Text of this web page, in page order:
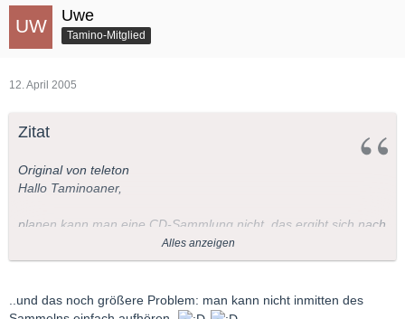
Uwe
Tamino-Mitglied
12. April 2005
Zitat
Original von teleton
Hallo Taminoaner,
planen kann man eine CD-Sammlung nicht, das ergibt sich nach
und nach durch die eigene Entwicklung von selber.
Ich habe auch mit 15Jahren angefangen, aber fertig wird die
Alles anzeigen
..und das noch größere Problem: man kann nicht inmitten des